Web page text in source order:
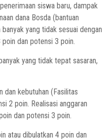
siswa baru, dampak
dana Bosda (bantuan
yang tidak sesuai dengan
dan potensi 3 poin.
yang tidak tepat sasaran,
dan kebutuhan (Fasilitas
2 poin. Realisasi anggaran
dan potensi 3 poin.
atau dibulatkan 4 poin dan